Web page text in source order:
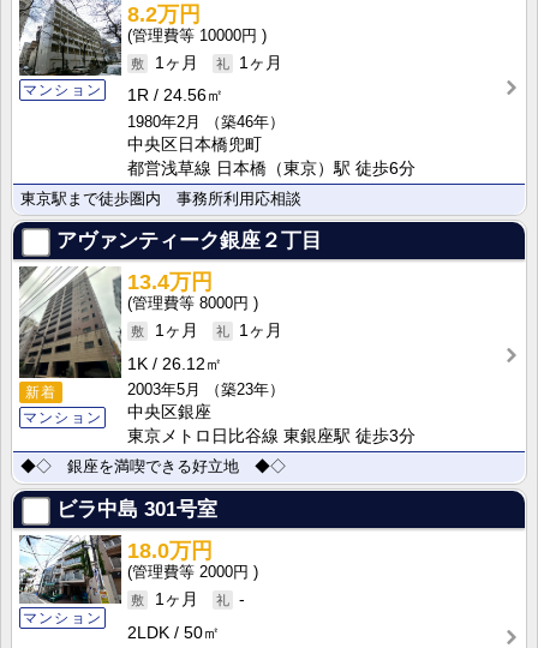
マンション
8.2万円
10000円
1ヶ月
1ヶ月
1R
24.56㎡
1980年2月
（築46年）
中央区日本橋兜町
都営浅草線 日本橋（東京）駅 徒歩6分
東京駅まで徒歩圏内 事務所利用応相談
アヴァンティーク銀座２丁目
新着
マンション
13.4万円
8000円
1ヶ月
1ヶ月
1K
26.12㎡
2003年5月
（築23年）
中央区銀座
東京メトロ日比谷線 東銀座駅 徒歩3分
◆◇ 銀座を満喫できる好立地 ◆◇
ビラ中島 301号室
マンション
18.0万円
2000円
1ヶ月
-
2LDK
50㎡